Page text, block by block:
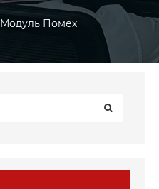
Модуль Помех